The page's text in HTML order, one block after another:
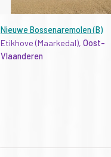
Nieuwe Bossenaremolen (B)
Etikhove (Maarkedal), Oost-
Vlaanderen